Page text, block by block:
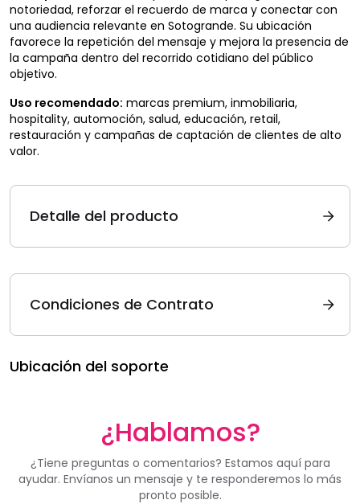
notoriedad, reforzar el recuerdo de marca y conectar con
una audiencia relevante en Sotogrande. Su ubicación
favorece la repetición del mensaje y mejora la presencia de
la campaña dentro del recorrido cotidiano del público
objetivo.
Uso recomendado: marcas premium, inmobiliaria,
hospitality, automoción, salud, educación, retail,
restauración y campañas de captación de clientes de alto
valor.
Detalle del producto
Condiciones de Contrato
Ubicación del soporte
¿Hablamos?
¿Tiene preguntas o comentarios? Estamos aquí para
ayudar. Envíanos un mensaje y te responderemos lo más
pronto posible.